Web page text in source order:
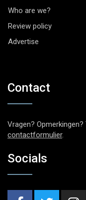
Who are we?
Review policy
Advertise
Contact
Vragen?
contactformulier.
Socials